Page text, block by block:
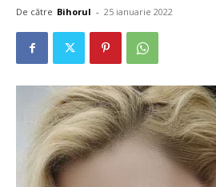
De către Bihorul - 25 ianuarie 2022